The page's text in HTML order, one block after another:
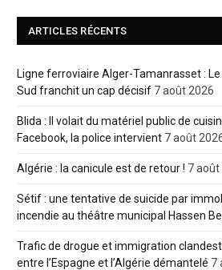
ARTICLES RÉCENTS
Ligne ferroviaire Alger-Tamanrasset :
Sud franchit un cap décisif 7 août 2026
Blida : Il volait du matériel public de
Facebook, la police intervient 7 août
Algérie : la canicule est de retour ! 7 août
Sétif : une tentative de suicide par
incendie au théâtre municipal Hassen
Trafic de drogue et immigration
entre l’Espagne et l’Algérie démantelé 7